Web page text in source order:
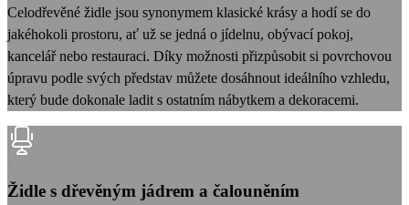
Celodřevěné židle jsou synonymem klasické krásy a hodí se do
jakéhokoli prostoru, ať už se jedná o jídelnu, obývací pokoj,
kancelář nebo restauraci. Díky možnosti přizpůsobit si povrchovou
úpravu podle svých představ můžete dosáhnout ideálního vzhledu,
který bude dokonale ladit s ostatním nábytkem a dekoracemi.
Židle s dřevěným jádrem a čalouněním